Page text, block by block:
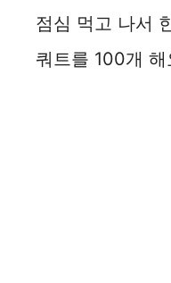
점심 먹고 나서
쿼트를 100개 해